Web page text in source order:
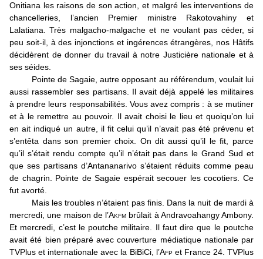
Onitiana les raisons de son action, et malgré les interventions de
chancelleries, l’ancien Premier ministre Rakotovahiny et
Lalatiana. Très malgacho-malgache et ne voulant pas céder, si
peu soit-il, à des injonctions et ingérences étrangères, nos Hâtifs
décidèrent de donner du travail à notre Justicière nationale et à
ses séides.
Pointe de Sagaie, autre opposant au référendum, voulait lui
aussi rassembler ses partisans. Il avait déjà appelé les militaires
à prendre leurs responsabilités. Vous avez compris : à se mutiner
et à le remettre au pouvoir. Il avait choisi le lieu et quoiqu’on lui
en ait indiqué un autre, il fit celui qu’il n’avait pas été prévenu et
s’entêta dans son premier choix. On dit aussi qu’il le fit, parce
qu’il s’était rendu compte qu’il n’était pas dans le Grand Sud et
que ses partisans d’Antananarivo s’étaient réduits comme peau
de chagrin. Pointe de Sagaie espérait secouer les cocotiers. Ce
fut avorté.
Mais les troubles n’étaient pas finis. Dans la nuit de mardi à
mercredi, une maison de l’Akfm brûlait à Andravoahangy Ambony.
Et mercredi, c’est le poutche militaire. Il faut dire que le poutche
avait été bien préparé avec couverture médiatique nationale par
TVPlus et internationale avec la BiBiCi, l’Afpet France 24. TVPlus